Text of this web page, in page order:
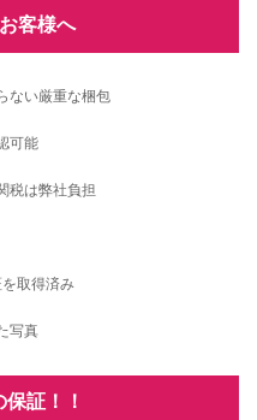
客様へ
ない厳重な梱包
可能
税は弊社負担
を取得済み
写真
保証！！